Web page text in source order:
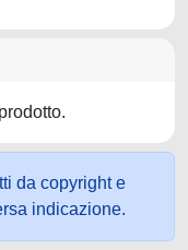
da copyright e
indicazione.